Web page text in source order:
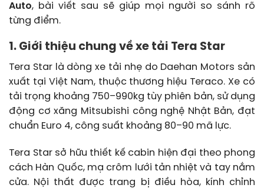
Auto, bài viết sau sẽ giúp mọi người so sánh rõ
từng điểm.
1. Giới thiệu chung về xe tải Tera Star
Tera Star là dòng xe tải nhẹ do Daehan Motors sản
xuất tại Việt Nam, thuộc thương hiệu Teraco. Xe có
tải trọng khoảng 750–990kg tùy phiên bản, sử dụng
động cơ xăng Mitsubishi công nghệ Nhật Bản, đạt
chuẩn Euro 4, công suất khoảng 80–90 mã lực.
Tera Star sở hữu thiết kế cabin hiện đại theo phong
cách Hàn Quốc, mạ crôm lưới tản nhiệt và tay nắm
cửa. Nội thất được trang bị điều hòa, kính chỉnh